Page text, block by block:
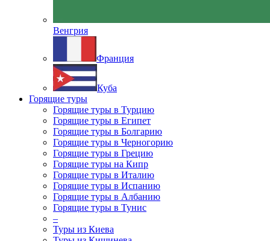
Венгрия
Франция
Куба
Горящие туры
Горящие туры в Турцию
Горящие туры в Египет
Горящие туры в Болгарию
Горящие туры в Черногорию
Горящие туры в Грецию
Горящие туры на Кипр
Горящие туры в Италию
Горящие туры в Испанию
Горящие туры в Албанию
Горящие туры в Тунис
–
Туры из Киева